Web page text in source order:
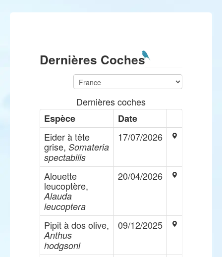
Dernières Coches
Dernières coches
Espèce
Date
Eider à tête
grise, Somateria
spectabilis
17/07/2026
Alouette
leucoptère,
Alauda
leucoptera
20/04/2026
Pipit à dos olive,
Anthus
hodgsoni
09/12/2025